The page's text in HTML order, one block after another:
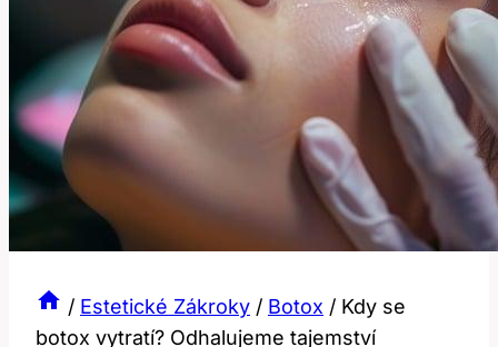
/ Estetické Zákroky / Botox / Kdy se
botox vytratí? Odhalujeme tajemství